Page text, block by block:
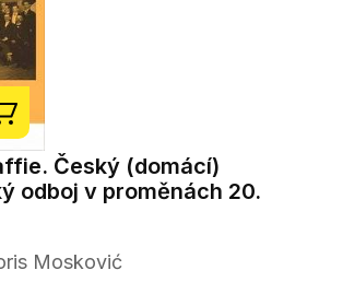
Český (domácí)
odboj v proměnách 20.
Mosković